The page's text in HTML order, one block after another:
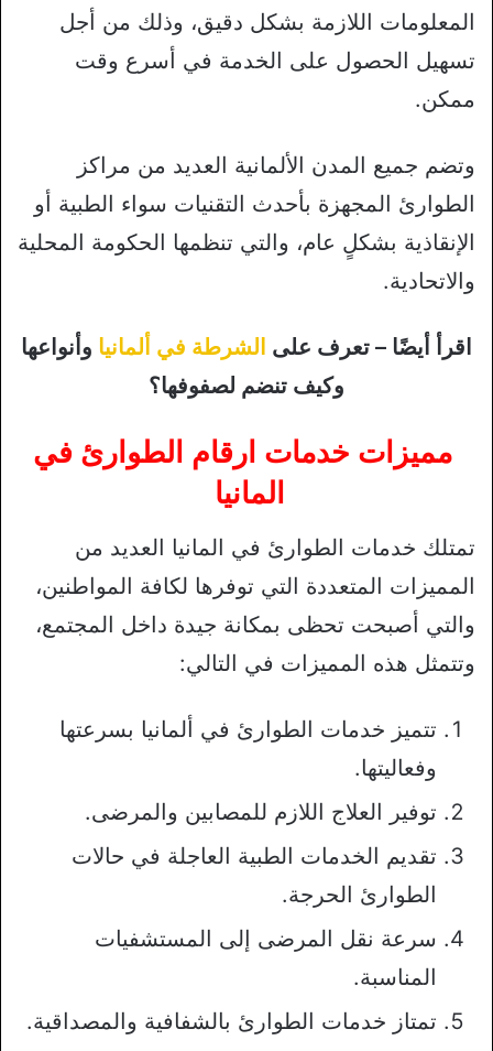
المعلومات اللازمة بشكل دقيق، وذلك من أجل
تسهيل الحصول على الخدمة في أسرع وقت
ممكن.
وتضم جميع المدن الألمانية العديد من مراكز
الطوارئ المجهزة بأحدث التقنيات سواء الطبية أو
الإنقاذية بشكلٍ عام، والتي تنظمها الحكومة المحلية
والاتحادية.
اقرأ أيضًا – تعرف على الشرطة في ألمانيا وأنواعها
وكيف تنضم لصفوفها؟
مميزات خدمات ارقام الطوارئ في
المانيا
تمتلك خدمات الطوارئ في المانيا العديد من
المميزات المتعددة التي توفرها لكافة المواطنين،
والتي أصبحت تحظى بمكانة جيدة داخل المجتمع،
وتتمثل هذه المميزات في التالي:
تتميز خدمات الطوارئ في ألمانيا بسرعتها
وفعاليتها.
توفير العلاج اللازم للمصابين والمرضى.
تقديم الخدمات الطبية العاجلة في حالات
الطوارئ الحرجة.
سرعة نقل المرضى إلى المستشفيات
المناسبة.
تمتاز خدمات الطوارئ بالشفافية والمصداقية.